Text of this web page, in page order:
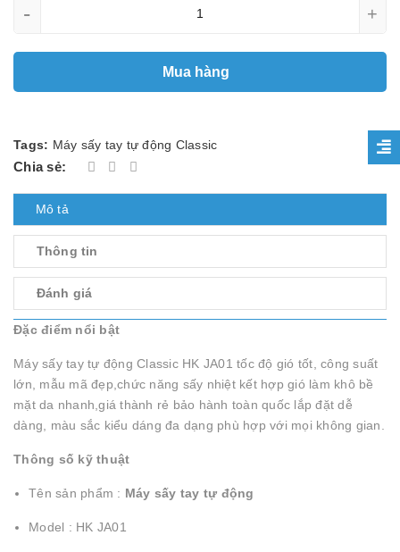
- +
Mua hàng
Tags: Máy sấy tay tự động Classic
Chia sẻ:
Mô tả
Thông tin
Đánh giá
Đặc điểm nổi bật
Máy sấy tay tự động Classic HK JA01 tốc độ gió tốt, công suất
lớn, mẫu mã đẹp,chức năng sấy nhiệt kết hợp gió làm khô bề
mặt da nhanh,giá thành rẻ bảo hành toàn quốc lắp đặt dễ
dàng, màu sắc kiểu dáng đa dạng phù hợp với mọi không gian.
Thông số kỹ thuật
Tên sản phẩm : Máy sấy tay tự động
Model : HK JA01